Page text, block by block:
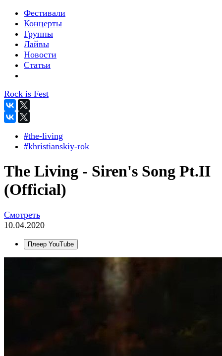
Фестивали
Концерты
Группы
Лайвы
Новости
Статьи
Rock is Fest
#the-living
#khristianskiy-rok
The Living - Siren's Song Pt.II
(Official)
Смотреть
10.04.2020
Плеер YouTube